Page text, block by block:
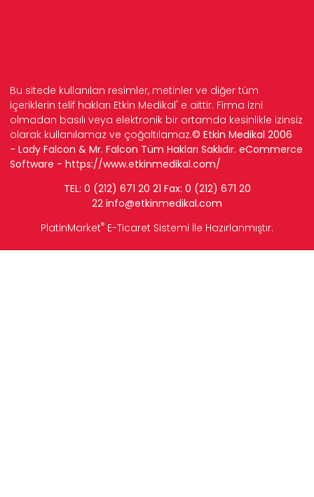
Bu sitede kullanılan resimler, metinler ve diğer tüm
içeriklerin telif hakları Etkin Medikal' e aittir. Firma izni
olmadan basılı veya elektronik bir ortamda kesinlikle izinsiz
olarak kullanılamaz ve çoğaltılamaz.© Etkin Medikal 2006
- Lady Falcon & Mr. Falcon Tüm Hakları Saklıdır. eCommerce
Software - https://www.etkinmedikal.com/
TEL: 0 (212) 671 20 21 Fax: 0 (212) 671 20
22 info@etkinmedikal.com
PlatinMarket® E-Ticaret Sistemi İle Hazırlanmıştır.